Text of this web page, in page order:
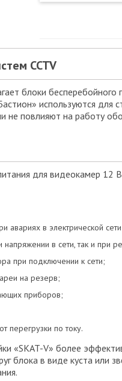
CCTV
блоки
используются для
не повлияют на работу
для видеокамер 12
авариях в электрической
напряжении в сети, так и при
при подключении к сети;
на резерв;
приборов;
перегрузки по току.
«SKAT-V» более
блока в виде куста или